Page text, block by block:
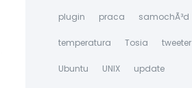
plugin praca samochÃ³d
temperatura Tosia tweeter
Ubuntu UNIX update